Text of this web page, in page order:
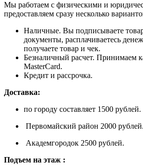
Мы работаем с физическими и
предоставляем сразу несколько
Наличные. Вы подписываете
документы, расплачиваетесь
получаете товар и чек.
Безналичный расчет. Принимаем
MasterCard.
Кредит и рассрочка.
Доставка:
по городу составляет 1500 рублей.
Первомайский район 2000 рублей.
Академгородок 2500 рублей.
Подъем на этаж :